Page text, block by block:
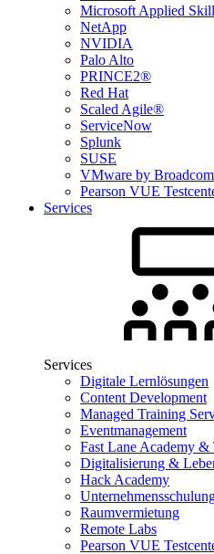
Microsoft Applied
NetApp
NVIDIA
Palo Alto
PRINCE2®
Red Hat
Scaled Agile®
ServiceNow
Splunk
SUSE
VMware by Broadcom
Pearson VUE
Services
Services
Digitale Lernlösungen
Content Development
Managed Training
Eventmanagement
Fast Lane Academy &
Digitalisierung &
Hack Academy
Raumvermietung
Remote Labs
Pearson VUE